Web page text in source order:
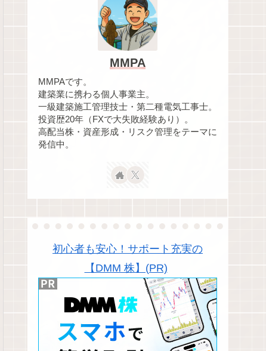
MMPA
MMPAです。
建築業に携わる個人事業主。
一級建築施工管理技士・第二種電気工事士。
投資歴20年（FXで大失敗経験あり）。
高配当株・資産形成・リスク管理をテーマに
発信中。
初心者も安心！サポート充実の
【DMM 株】(PR)